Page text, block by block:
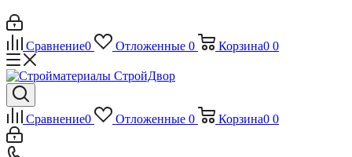
Сравнение0 Отложенные 0 Корзина0 0
Сравнение0 Отложенные 0 Корзина0 0